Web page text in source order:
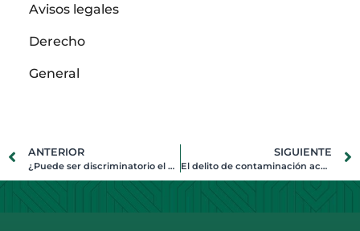
Avisos legales
Derecho
General
ANTERIOR
¿Puede ser discriminatorio el código de vestuario de una empresa?
SIGUIENTE
El delito de contaminación acústica por ruidos en bar